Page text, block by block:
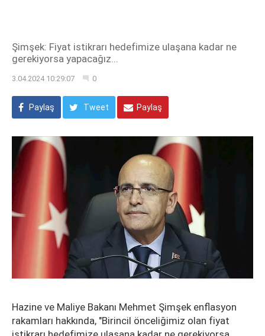
Şimşek: Fiyat istikrarı hedefimize ulaşana kadar ne
gerekiyorsa yapacağız...
3.04.2024 10:29:07 0
Paylaş Tweet Paylaş
Hazine ve Maliye Bakanı Mehmet Şimşek enflasyon
rakamları hakkında, "Birincil önceliğimiz olan fiyat